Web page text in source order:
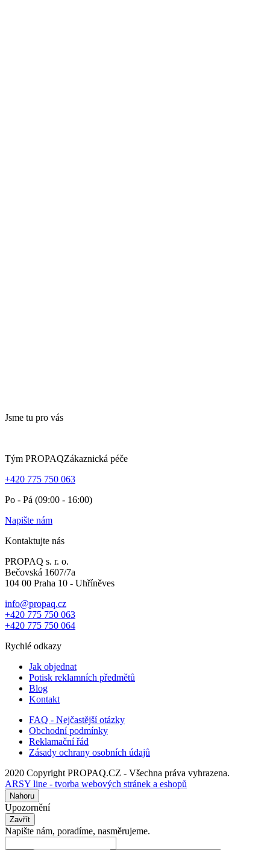
Jsme tu pro vás
Tým PROPAQZákaznická péče
+420 775 750 063
Po - Pá (09:00 - 16:00)
Napište nám
Kontaktujte nás
PROPAQ s. r. o.
Bečovská 1607/7a
104 00 Praha 10 - Uhříněves
info@propaq.cz
+420 775 750 063
+420 775 750 064
Rychlé odkazy
Jak objednat
Potisk reklamních předmětů
Blog
Kontakt
FAQ - Nejčastější otázky
Obchodní podmínky
Reklamační řád
Zásady ochrany osobních údajů
2020 Copyright PROPAQ.CZ - Všechna práva vyhrazena.
ARSY line - tvorba webových stránek a eshopů
Nahoru
Upozornění
Zavřít
Napište nám, poradíme, nasměrujeme.